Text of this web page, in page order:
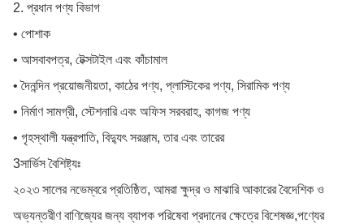
2. প্রধান পণ্য বিভাগ
• পোশাক
• আসবাবপত্র, টেক্সটাইল এবং কাঁচামাল
• দৈনন্দিন প্রয়োজনীয়তা, কাঠের পণ্য, প্লাস্টিকের পণ্য, সিরামিক পণ্য
• নির্মাণ সামগ্রী, স্টেশনারি এবং অফিস সরবরাহ, কাগজ পণ্য
• গৃহস্থালী যন্ত্রপাতি, বিদ্যুৎ সরঞ্জাম, তার এবং তারের
3সার্ভিস বৈশিষ্ট্যঃ
২০২৩ সালের নভেম্বরে প্রতিষ্ঠিত, আমরা ক্ষুদ্র ও মাঝারি আকারের বৈদেশিক ও
অভ্যন্তরীণ বাণিজ্যের জন্য ব্যাপক পরিষেবা প্রদানের ক্ষেত্রে বিশেষজ্ঞ,পণ্যের